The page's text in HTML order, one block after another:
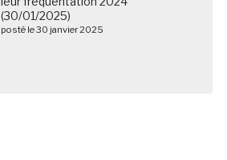
(30/01/2025)
posté le 30 janvier 2025